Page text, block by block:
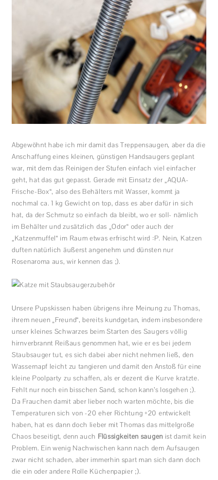
Abgewöhnt habe ich mir damit das Treppensaugen, aber da die
Anschaffung eines kleinen, günstigen Handsaugers geplant
war, mit dem das Reinigen der Stufen einfach viel einfacher
geht, hat das gut gepasst. Gerade mit Einsatz der „AQUA-
Frische-Box“, also des Behälters mit Wasser, kommt ja
nochmal ca. 1 kg Gewicht on top, dass es aber dafür in sich
hat, da der Schmutz so einfach da bleibt, wo er soll- nämlich
im Behälter und zusätzlich das „Odor“ oder auch der
„Katzenmuffel“ im Raum etwas erfrischt wird :P. Nein, Katzen
duften natürlich äußerst angenehm und dünsten nur
Rosenaroma aus, wir kennen das ;).
Unsere Pupskissen haben übrigens ihre Meinung zu Thomas,
ihrem neuen „Freund“, bereits kundgetan, indem insbesondere
unser kleines Schwarzes beim Starten des Saugers völlig
hirnverbrannt Reißaus genommen hat, wie er es bei jedem
Staubsauger tut, es sich dabei aber nicht nehmen ließ, den
Wassernapf leicht zu tangieren und damit den Anstoß für eine
kleine Poolparty zu schaffen, als er dezent die Kurve kratzte.
Fehlt nur noch ein bisschen Sand, schon kann’s losgehen ;).
Da Frauchen damit aber lieber noch warten möchte, bis die
Temperaturen sich von -20 eher Richtung +20 entwickelt
haben, hat es dann doch lieber mit Thomas das mittelgroße
Chaos beseitigt, denn auch Flüssigkeiten saugen ist damit kein
Problem. Ein wenig Nachwischen kann nach dem Aufsaugen
zwar nicht schaden, aber immerhin spart man sich dann doch
die ein oder andere Rolle Küchenpapier ;).